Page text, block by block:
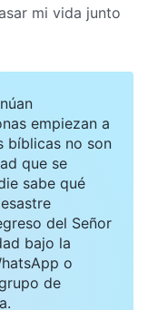
mi vida junto
empiezan a
bíblicas no son
que se
sabe qué
del Señor
bajo la
o
de